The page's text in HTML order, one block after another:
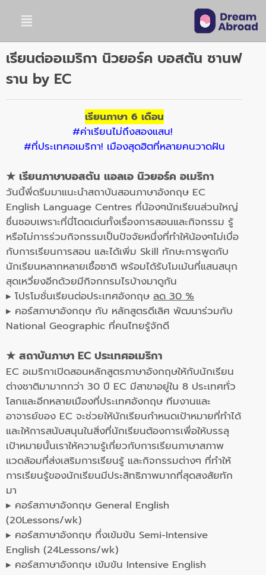
เรียนต่ออเมริกา นิวยอร์ค บอสตัน ซานฟ
ราน by EC
เรียนภาษา 6 เดือน
#ค่าเรียนไม่ถึงสองแสน!
#ที่ประเทศอเมริกา! เมืองสุดฮิตที่หลายคนวาดฝัน
★ เรียนภาษาบอสตัน แอลเอ นิวยอร์ค อเมริกา
วันนี้พี่ดรีมมาแนะนำสถาบันสอนภาษาอังกฤษ EC
English Language Centres ที่น้องๆนักเรียนส่วนใหญ่
ชื่นชอบเพราะที่นี่โดดเด่นทั้งเรื่องการสอนและกิจกรรม รู้
หรือไม่การร่วมกิจกรรมเป็นปัจจัยหนึ่งที่ทำให้น้องๆไม่เบื่อ
กับการเรียนการสอน และได้เพิ่ม Skill ทักษะการพูดกับ
นักเรียนหลากหลายเชื้อชาติ พร้อมได้รับโมเม้นที่แสนสนุก
สุดเหวี่ยงอีกด้วยมีกิจกกรมไรบ้างมาดูกัน
▸ โปรโมชั่นเรียนต่อประเทศอังกฤษ ลด 30 %
▸ คอร์สภาษาอังกฤษ กับ หลักสูตรดีเลิศ พัฒนาร่วมกับ
National Geographic ที่คนไทยรู้จักดี
★ สถาบันภาษา EC ประเทศอเมริกา
EC อเมริกาเปิดสอนหลักสูตรภาษาอังกฤษให้กับนักเรียน
ต่างชาติมามากกว่า 30 ปี EC มีสาขาอยู่ใน 8 ประเทศทั่ว
โลกและอีกหลายเมืองที่ประเทศอังกฤษ ทีมงานและ
อาจารย์ของ EC จะช่วยให้นักเรียนกำหนดเป้าหมายที่ทำได้
และให้การสนับสนุนในสิ่งที่นักเรียนต้องการเพื่อให้บรรลุ
เป้าหมายนั้นเราให้ความรู้เกี่ยวกับการเรียนภาษาสภาพ
แวดล้อมที่ส่งเสริมการเรียนรู้ และกิจกรรมต่างๆ ที่ทำให้
การเรียนรู้ของนักเรียนมีประสิทธิภาพมากที่สุดสงสัยทัก
มา
▸ คอร์สภาษาอังกฤษ General English
(20Lessons/wk)
▸ คอร์สภาษาอังกฤษ กึ่งเข้มข้น Semi-Intensive
English (24Lessons/wk)
▸ คอร์สภาษาอังกฤษ เข้มข้น Intensive English